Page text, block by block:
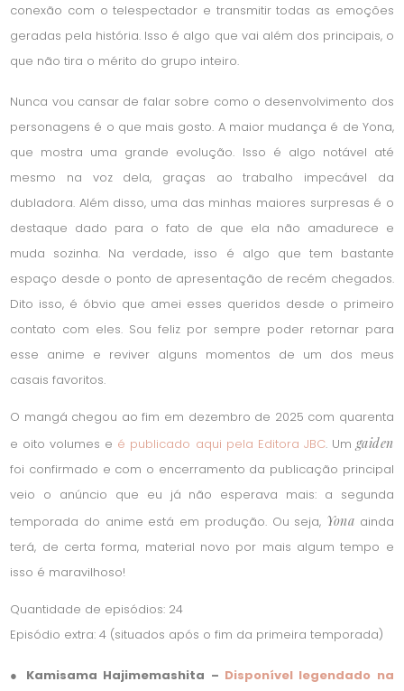
conexão com o telespectador e transmitir todas as emoções
geradas pela história. Isso é algo que vai além dos principais, o
que não tira o mérito do grupo inteiro.
Nunca vou cansar de falar sobre como o desenvolvimento dos
personagens é o que mais gosto. A maior mudança é de Yona,
que mostra uma grande evolução. Isso é algo notável até
mesmo na voz dela, graças ao trabalho impecável da
dubladora. Além disso, uma das minhas maiores surpresas é o
destaque dado para o fato de que ela não amadurece e
muda sozinha. Na verdade, isso é algo que tem bastante
espaço desde o ponto de apresentação de recém chegados.
Dito isso, é óbvio que amei esses queridos desde o primeiro
contato com eles. Sou feliz por sempre poder retornar para
esse anime e reviver alguns momentos de um dos meus
casais favoritos.
O mangá chegou ao fim em dezembro de 2025 com quarenta
e oito volumes e é publicado aqui pela Editora JBC. Umgaiden
foi confirmado e com o encerramento da publicação principal
veio o anúncio que eu já não esperava mais: a segunda
temporada do anime está em produção. Ou seja, Yona ainda
terá, de certa forma, material novo por mais algum tempo e
isso é maravilhoso!
Quantidade de episódios: 24
Episódio extra: 4 (situados após o fim da primeira temporada)
● Kamisama Hajimemashita – Disponível legendado na